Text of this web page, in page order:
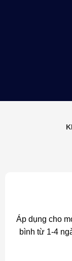
Áp dụng cho
bình từ 1-4